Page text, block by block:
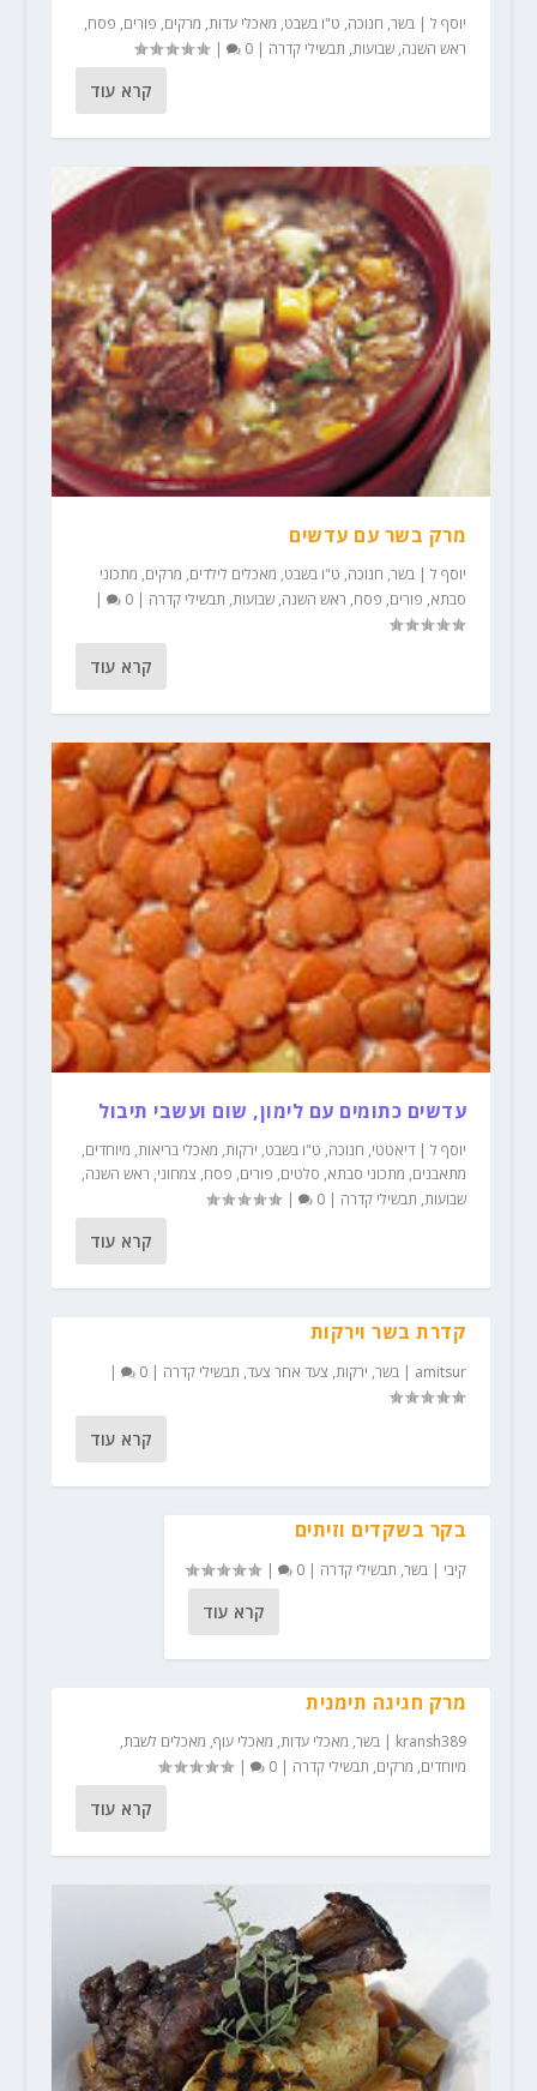
יוסף ל| בשר, חנוכה, ט"ו בשבט, מאכלי עדות, מרקים, פורים, פסח,
ראש השנה, שבועות, תבשילי קדרה |
0
|
קרא עוד
מרק בשר עם עדשים
יוסף ל| בשר, חנוכה, ט"ו בשבט, מאכלים לילדים, מרקים, מתכוני
סבתא, פורים, פסח, ראש השנה, שבועות, תבשילי קדרה |
0
|
קרא עוד
עדשים כתומים עם לימון, שום ועשבי תיבול
יוסף ל| דיאטטי, חנוכה, ט"ו בשבט, ירקות, מאכלי בריאות, מיוחדים,
מתאבנים, מתכוני סבתא, סלטים, פורים, פסח, צמחוני, ראש השנה,
שבועות, תבשילי קדרה |
0
|
קרא עוד
קדרת בשר וירקות
amitsur
| בשר, ירקות, צעד אחר צעד, תבשילי קדרה |
0
|
קרא עוד
בקר בשקדים וזיתים
קיבי | בשר, תבשילי קדרה |
0
|
קרא עוד
מרק חגיגה תימנית
kransh389
| בשר, מאכלי עדות, מאכלי עוף, מאכלים לשבת,
מיוחדים, מרקים, תבשילי קדרה |
0
|
קרא עוד